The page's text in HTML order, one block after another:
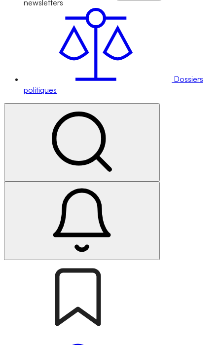
newsletters
Dossiers
politiques